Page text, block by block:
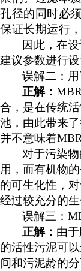
孔径的同时必
保证长期运行
因此，在
建议参数进行设
误解二：
正解：
合，是在传统
池，由此带来
并不意味着
对于污染
用，而有机物
的可生化性，
经过较充分的
误解三：
正解： 由
的活性污泥可
间和污泥龄的